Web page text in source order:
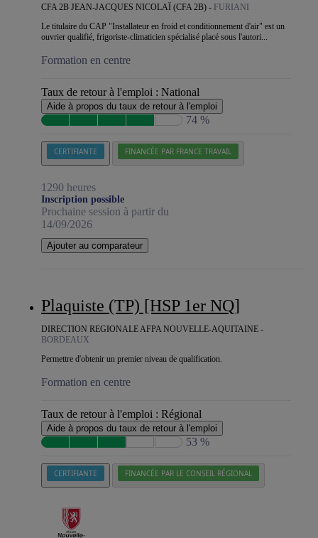
CFA 2B JEAN-JACQUES NICOLAÏ (CFA 2B) - FURIANI
Le titulaire du CAP "Installateur en froid et conditionnement d'air" est un
ouvrier qualifié, frigoriste-climaticien spécialisé placé sous l'autori...
Formation en centre
Taux de retour à l'emploi : National
Aide à propos du taux de retour à l'emploi
74 %
CERTIFIANTE FINANCÉE PAR FRANCE TRAVAIL
1290 heures
Inscription possible
Prochaine session à partir du
14/09/2026
Ajouter au comparateur
Plaquiste (TP) [HSP 1er NQ]
DIRECTION REGIONALE AFPA NOUVELLE-AQUITAINE -
BORDEAUX
Permettre d'obtenir un premier niveau de qualification.
Formation en centre
Taux de retour à l'emploi : Régional
Aide à propos du taux de retour à l'emploi
53 %
CERTIFIANTE FINANCÉE PAR LE CONSEIL RÉGIONAL